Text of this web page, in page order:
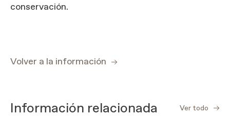
conservación.
Volver a la información
Información relacionada Ver todo